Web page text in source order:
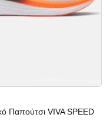
Παπούτσι VIVA SPEED